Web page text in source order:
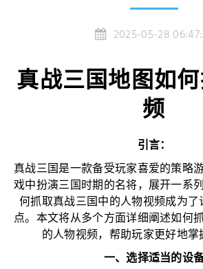
2025-05-28
真战三国地图如
频
引言：
真战三国是一款备受玩家喜爱的策略
戏中扮演三国时期的名将，展开一系
何抓取真战三国中的人物视频成为
点。本文将从多个方面详细阐述如何
的人物视频，帮助玩家更好地掌
一、选择适当的设